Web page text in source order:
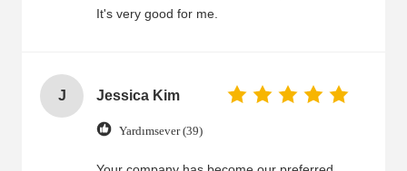
It's very good for me.
J Jessica Kim
Yardımsever (39)